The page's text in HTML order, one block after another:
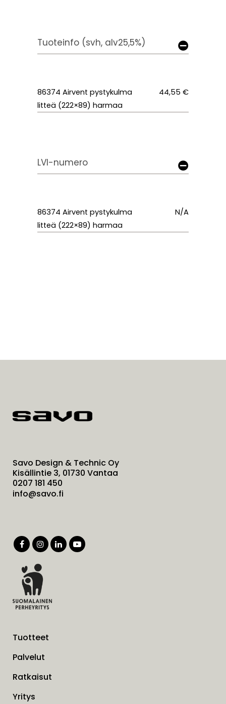
Tuoteinfo (svh, alv25,5%)
86374 Airvent pystykulma
litteä (222×89) harmaa
44,55 €
LVI-numero
86374 Airvent pystykulma
litteä (222×89) harmaa
N/A
Savo Design & Technic Oy
Kisällintie 3, 01730 Vantaa
0207 181 450
info@savo.fi
Tuotteet
Palvelut
Ratkaisut
Yritys